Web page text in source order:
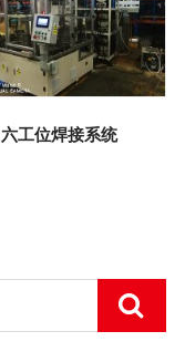
i
o
n
六工位焊接系统